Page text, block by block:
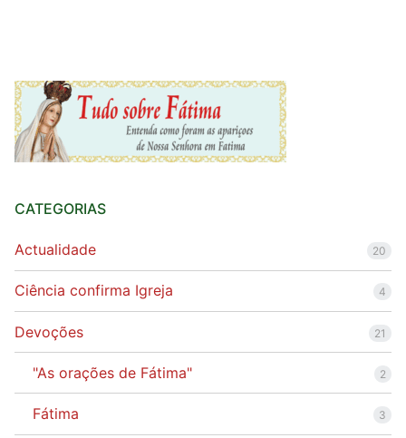
CATEGORIAS
Actualidade 20
Ciência confirma Igreja 4
Devoções 21
"As orações de Fátima" 2
Fátima 3